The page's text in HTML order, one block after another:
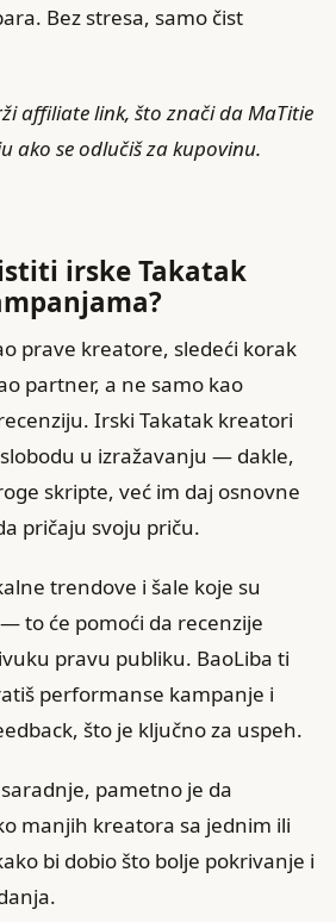
Bez stresa, samo čist
affiliate link, što znači da MaTitie
ako se odlučiš za kupovinu.
irske Takatak
prave kreatore, sledeći korak
partner, a ne samo kao
Irski Takatak kreatori
u izražavanju — dakle,
skripte, već im daj osnovne
pričaju svoju priču.
trendove i šale koje su
to će pomoći da recenzije
pravu publiku. BaoLiba ti
performanse kampanje i
što je ključno za uspeh.
pametno je da
manjih kreatora sa jednim ili
bi dobio što bolje pokrivanje i